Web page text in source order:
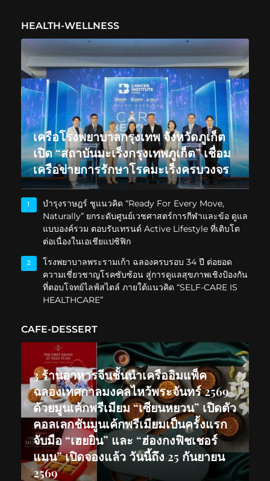
HEALTH-WELLNESS
เครือโรงพยาบาลกรุงเทพ จังหวัดภูเก็ต
เปิด “สถาบันมะเร็งกรุงเทพภูเก็ต” เชื่อม
เครือข่ายการรักษาโรคมะเร็งครบวงจร
1
บำรุงราษฎร์ ชูแนวคิด “Ready For Every Move,
Naturally” ยกระดับศูนย์เวชศาสตร์การกีฬาและข้อ ดูแล
แบบองค์รวม ตอบรับเทรนด์ Active Lifestyle ที่เติบโต
ต่อเนื่องในเอเชียแปซิฟิก
2
โรงพยาบาลพระรามเก้า ฉลองครบรอบ 34 ปี ต่อยอด
ความเชี่ยวชาญโรคซับซ้อน สู่การดูแลสุขภาพเชิงป้องกัน
ที่ตอบโจทย์ไลฟ์สไตล์ ภายใต้แนวคิด “SELF-CARE IS
HEALTHCARE”
CAFE-DESSERT
3 ร้านอาหารจีนชั้นนำเครืออิมแพ็ค
ฉลองเทศกาลมงคลไหว้พระจันทร์ 2569
ด้วยมูนเค้กพรีเมียม “เซียนหยวน” เปิดตัว
คอลเลกชันมูนเค้กพรีเมียมเป็นครั้งแรก
จับมือ “เฮยยิน” และ “ฮ่องกงฟิชเชอร์
แมน” เปิดจองแล้ว วันนี้ถึง 25 กันยายน
2569